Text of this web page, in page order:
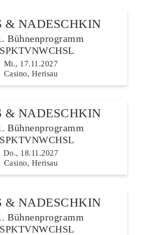
& NADESCHKIN
Bühnenprogramm
Mi., 17.11.2027
Casino, Herisau
& NADESCHKIN
Bühnenprogramm
Do., 18.11.2027
Casino, Herisau
& NADESCHKIN
Bühnenprogramm